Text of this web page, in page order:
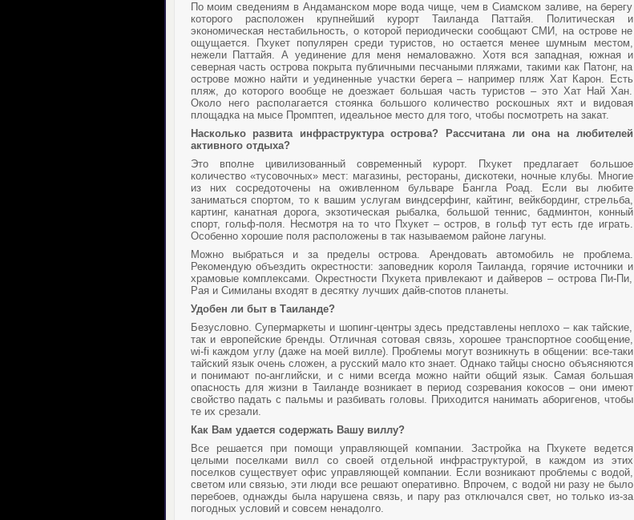
По моим сведениям в Андаманском море вода чище, чем в Сиамском заливе, на берегу
которого расположен крупнейший курорт Таиланда Паттайя. Политическая и
экономическая нестабильность, о которой периодически сообщают СМИ, на острове не
ощущается. Пхукет популярен среди туристов, но остается менее шумным местом,
нежели Паттайя. А уединение для меня немаловажно. Хотя вся западная, южная и
северная часть острова покрыта публичными песчаными пляжами, такими как Патонг, на
острове можно найти и уединенные участки берега – например пляж Хат Карон. Есть
пляж, до которого вообще не доезжает большая часть туристов – это Хат Най Хан.
Около него располагается стоянка большого количество роскошных яхт и видовая
площадка на мысе Промптеп, идеальное место для того, чтобы посмотреть на закат.
Насколько развита инфраструктура острова? Рассчитана ли она на любителей
активного отдыха?
Это вполне цивилизованный современный курорт. Пхукет предлагает большое
количество «тусовочных» мест: магазины, рестораны, дискотеки, ночные клубы. Многие
из них сосредоточены на оживленном бульваре Бангла Роад. Если вы любите
заниматься спортом, то к вашим услугам виндсерфинг, кайтинг, вейкбординг, стрельба,
картинг, канатная дорога, экзотическая рыбалка, большой теннис, бадминтон, конный
спорт, гольф-поля. Несмотря на то что Пхукет – остров, в гольф тут есть где играть.
Особенно хорошие поля расположены в так называемом районе лагуны.
Можно выбраться и за пределы острова. Арендовать автомобиль не проблема.
Рекомендую объездить окрестности: заповедник короля Таиланда, горячие источники и
храмовые комплексами. Окрестности Пхукета привлекают и дайверов – острова Пи-Пи,
Рая и Симиланы входят в десятку лучших дайв-спотов планеты.
Удобен ли быт в Таиланде?
Безусловно. Супермаркеты и шопинг-центры здесь представлены неплохо – как тайские,
так и европейские бренды. Отличная сотовая связь, хорошее транспортное сообщение,
wi-fi каждом углу (даже на моей вилле). Проблемы могут возникнуть в общении: все-таки
тайский язык очень сложен, а русский мало кто знает. Однако тайцы сносно объясняются
и понимают по-английски, и с ними всегда можно найти общий язык. Самая большая
опасность для жизни в Таиланде возникает в период созревания кокосов – они имеют
свойство падать с пальмы и разбивать головы. Приходится нанимать аборигенов, чтобы
те их срезали.
Как Вам удается содержать Вашу виллу?
Все решается при помощи управляющей компании. Застройка на Пхукете ведется
целыми поселками вилл со своей отдельной инфраструктурой, в каждом из этих
поселков существует офис управляющей компании. Если возникают проблемы с водой,
светом или связью, эти люди все решают оперативно. Впрочем, с водой ни разу не было
перебоев, однажды была нарушена связь, и пару раз отключался свет, но только из-за
погодных условий и совсем ненадолго.